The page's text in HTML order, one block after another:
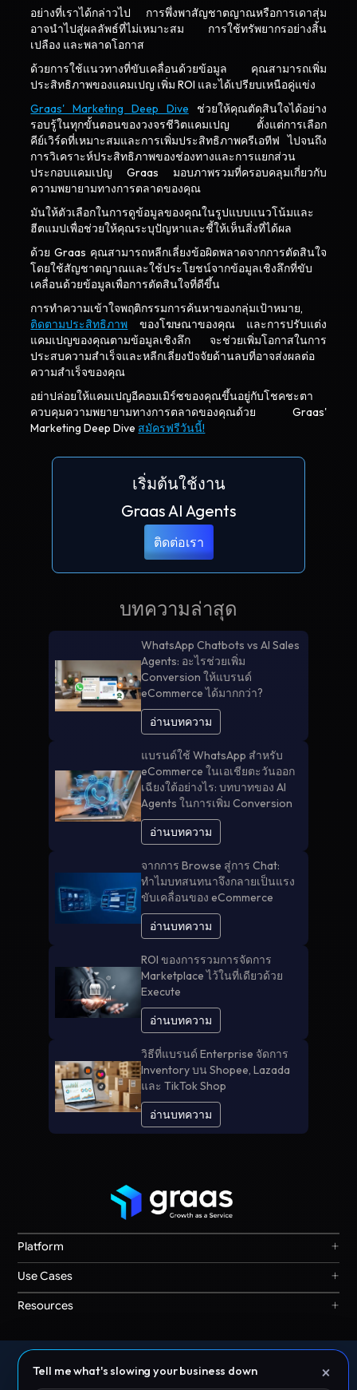
อย่างที่เราได้กล่าวไป การพึ่งพาสัญชาตญาณหรือการเดาสุ่ม
อาจนำไปสู่ผลลัพธ์ที่ไม่เหมาะสม การใช้ทรัพยากรอย่างสิ้น
เปลือง และพลาดโอกาส
ด้วยการใช้แนวทางที่ขับเคลื่อนด้วยข้อมูล คุณสามารถเพิ่ม
ประสิทธิภาพของแคมเปญ เพิ่ม ROI และได้เปรียบเหนือคู่แข่ง
Graas' Marketing Deep Dive ช่วยให้คุณตัดสินใจได้อย่าง
รอบรู้ในทุกขั้นตอนของวงจรชีวิตแคมเปญ ตั้งแต่การเลือก
คีย์เวิร์ดที่เหมาะสมและการเพิ่มประสิทธิภาพครีเอทีฟ ไปจนถึง
การวิเคราะห์ประสิทธิภาพของช่องทางและการแยกส่วน
ประกอบแคมเปญ Graas มอบภาพรวมที่ครอบคลุมเกี่ยวกับ
ความพยายามทางการตลาดของคุณ
มันให้ตัวเลือกในการดูข้อมูลของคุณในรูปแบบแนวโน้มและ
ฮีตแมปเพื่อช่วยให้คุณระบุปัญหาและชี้ให้เห็นสิ่งที่ได้ผล
ด้วย Graas คุณสามารถหลีกเลี่ยงข้อผิดพลาดจากการตัดสินใจ
โดยใช้สัญชาตญาณและใช้ประโยชน์จากข้อมูลเชิงลึกที่ขับ
เคลื่อนด้วยข้อมูลเพื่อการตัดสินใจที่ดีขึ้น
การทำความเข้าใจพฤติกรรมการค้นหาของกลุ่มเป้าหมาย,
ติดตามประสิทธิภาพ ของโฆษณาของคุณ และการปรับแต่ง
แคมเปญของคุณตามข้อมูลเชิงลึก จะช่วยเพิ่มโอกาสในการ
ประสบความสำเร็จและหลีกเลี่ยงปัจจัยด้านลบที่อาจส่งผลต่อ
ความสำเร็จของคุณ
อย่าปล่อยให้แคมเปญอีคอมเมิร์ซของคุณขึ้นอยู่กับโชคชะตา
ควบคุมความพยายามทางการตลาดของคุณด้วย Graas'
Marketing Deep Dive สมัครฟรีวันนี้!
เริ่มต้นใช้งาน
Graas AI Agents
ติดต่อเรา
บทความล่าสุด
WhatsApp Chatbots vs AI Sales
Agents: อะไรช่วยเพิ่ม
Conversion ให้แบรนด์
eCommerce ได้มากกว่า?
อ่านบทความ
แบรนด์ใช้ WhatsApp สำหรับ
eCommerce ในเอเชียตะวันออก
เฉียงใต้อย่างไร: บทบาทของ AI
Agents ในการเพิ่ม Conversion
อ่านบทความ
จากการ Browse สู่การ Chat:
ทำไมบทสนทนาจึงกลายเป็นแรง
ขับเคลื่อนของ eCommerce
อ่านบทความ
ROI ของการรวมการจัดการ
Marketplace ไว้ในที่เดียวด้วย
Execute
อ่านบทความ
วิธีที่แบรนด์ Enterprise จัดการ
Inventory บน Shopee, Lazada
และ TikTok Shop
อ่านบทความ
+
Platform
Graas Agent Foundry +
Use Cases
Search & Discovery
Decision Intelligence
Storefront Ops
+
Resources
Our Story
Philippines | Thailand | UAE
×
Tell me what's slowing your business down